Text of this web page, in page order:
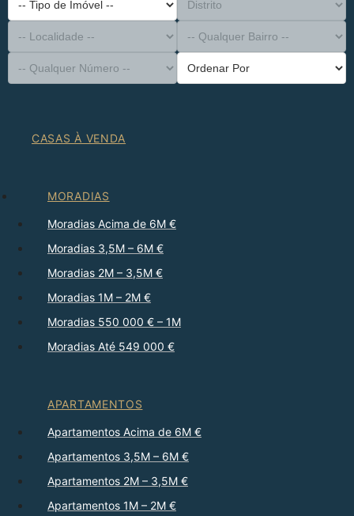
-- Tipo de Imóvel --
Distrito
-- Localidade --
-- Qualquer Bairro --
-- Qualquer Número --
Ordenar Por
CASAS À VENDA
MORADIAS
Moradias Acima de 6M €
Moradias 3,5M – 6M €
Moradias 2M – 3,5M €
Moradias 1M – 2M €
Moradias 550 000 € – 1M
Moradias Até 549 000 €
APARTAMENTOS
Apartamentos Acima de 6M €
Apartamentos 3,5M – 6M €
Apartamentos 2M – 3,5M €
Apartamentos 1M – 2M €